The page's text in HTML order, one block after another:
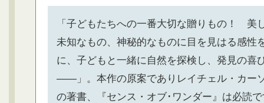
「子どもたちへの一番大切な贈りもの！ 美
未知なもの、神秘的なものに目を見はる感性
に、子どもと一緒に自然を探検し、発見の喜
――」。本作の原案でありレイチェル・カー
の著書、『センス・オブ･ワンダー』は必読